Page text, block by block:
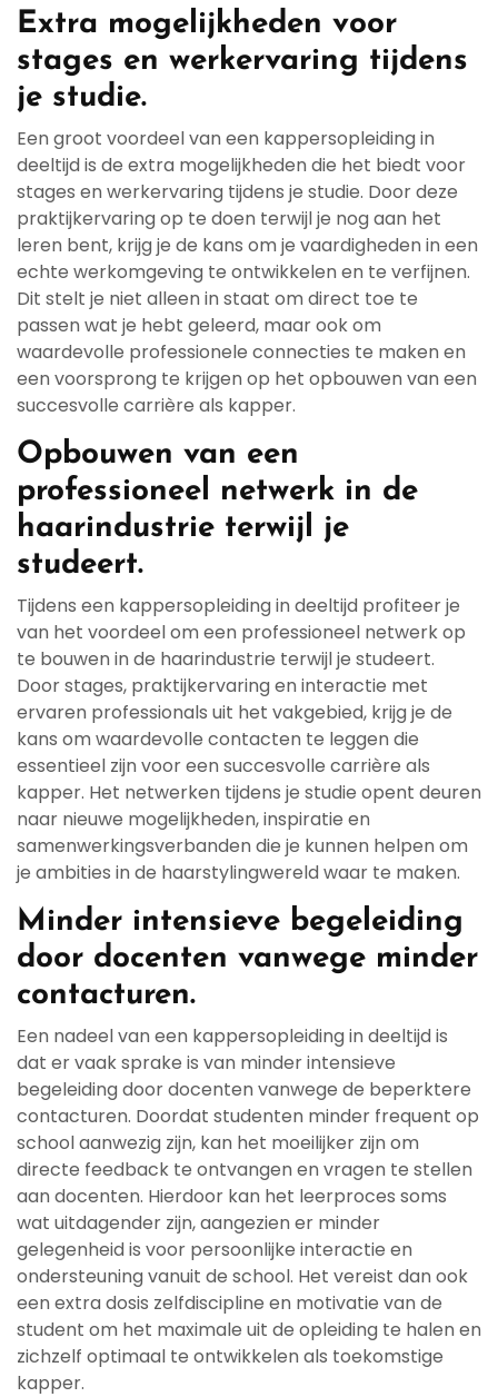
Extra mogelijkheden voor
stages en werkervaring tijdens
je studie.
Een groot voordeel van een kappersopleiding in
deeltijd is de extra mogelijkheden die het biedt voor
stages en werkervaring tijdens je studie. Door deze
praktijkervaring op te doen terwijl je nog aan het
leren bent, krijg je de kans om je vaardigheden in een
echte werkomgeving te ontwikkelen en te verfijnen.
Dit stelt je niet alleen in staat om direct toe te
passen wat je hebt geleerd, maar ook om
waardevolle professionele connecties te maken en
een voorsprong te krijgen op het opbouwen van een
succesvolle carrière als kapper.
Opbouwen van een
professioneel netwerk in de
haarindustrie terwijl je
studeert.
Tijdens een kappersopleiding in deeltijd profiteer je
van het voordeel om een professioneel netwerk op
te bouwen in de haarindustrie terwijl je studeert.
Door stages, praktijkervaring en interactie met
ervaren professionals uit het vakgebied, krijg je de
kans om waardevolle contacten te leggen die
essentieel zijn voor een succesvolle carrière als
kapper. Het netwerken tijdens je studie opent deuren
naar nieuwe mogelijkheden, inspiratie en
samenwerkingsverbanden die je kunnen helpen om
je ambities in de haarstylingwereld waar te maken.
Minder intensieve begeleiding
door docenten vanwege minder
contacturen.
Een nadeel van een kappersopleiding in deeltijd is
dat er vaak sprake is van minder intensieve
begeleiding door docenten vanwege de beperktere
contacturen. Doordat studenten minder frequent op
school aanwezig zijn, kan het moeilijker zijn om
directe feedback te ontvangen en vragen te stellen
aan docenten. Hierdoor kan het leerproces soms
wat uitdagender zijn, aangezien er minder
gelegenheid is voor persoonlijke interactie en
ondersteuning vanuit de school. Het vereist dan ook
een extra dosis zelfdiscipline en motivatie van de
student om het maximale uit de opleiding te halen en
zichzelf optimaal te ontwikkelen als toekomstige
kapper.